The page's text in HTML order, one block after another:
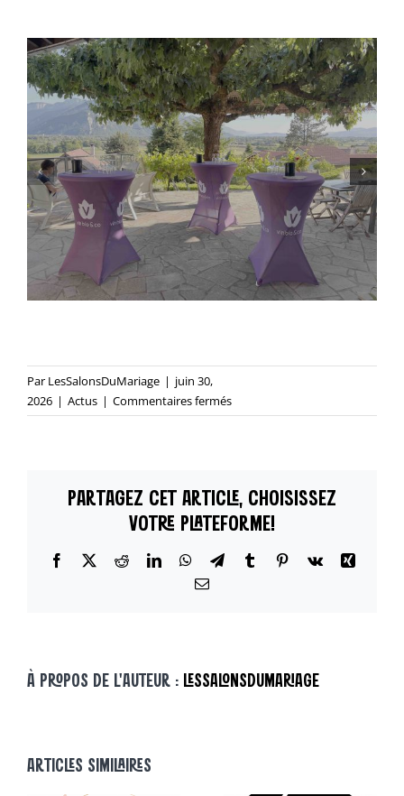
Par LesSalonsDuMariage | juin 30,
2026 | Actus | Commentaires ferméssur
« Nos
Talent »
–
VIO
PARTAGEZ CET ARTICLE, CHOISISSEZ
VOTRE PLATEFORME!
Facebook
X RedditLinkedInWhatsApp
TelegramTumblrPinterest
Vk
Xing
Email
À PROPOS DE L'AUTEUR : LESSALONSDUMARIAGE
ARTICLES SIMILAIRES